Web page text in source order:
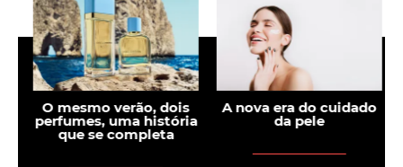
O mesmo verão, dois
perfumes, uma história
que se completa
A nova era do cuidado
da pele